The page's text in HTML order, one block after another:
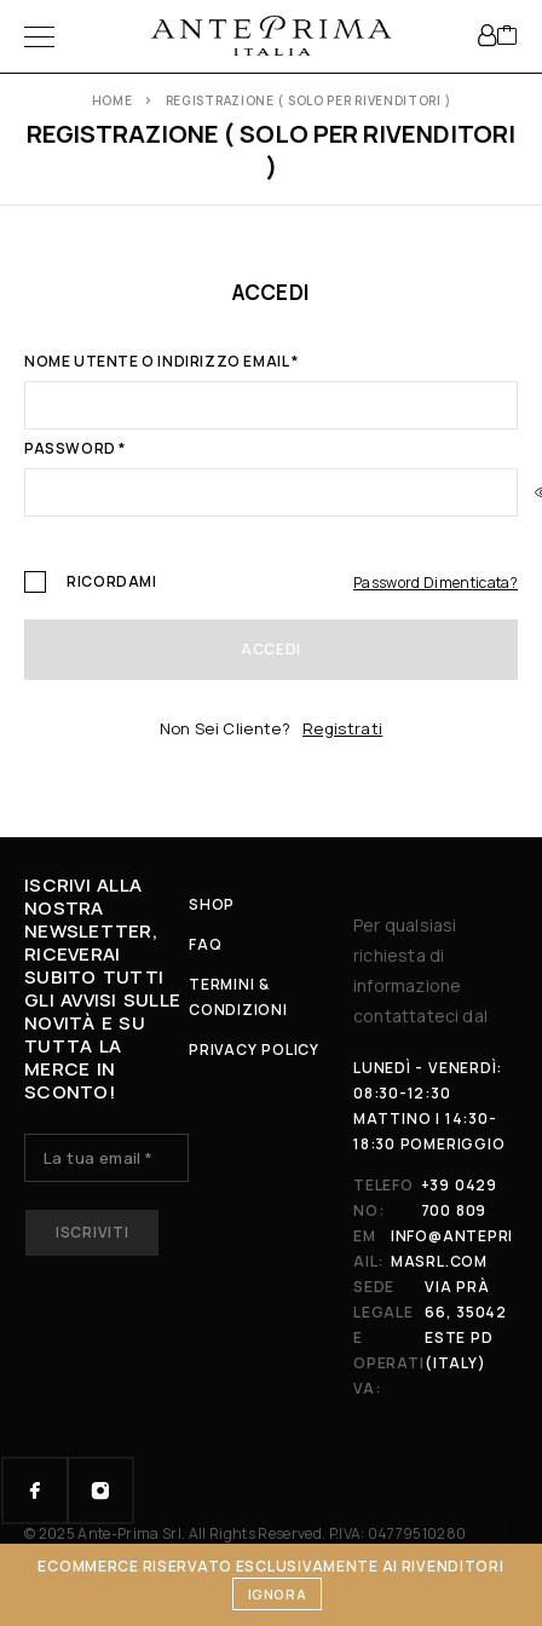
ECOMMERCE RISERVATO ESCLUSIVAMENTE AI RIVENDITORI
IGNORA
REGISTRAZIONE ( SOLO PER RIVENDITORI
)
HOME REGISTRAZIONE ( SOLO PER RIVENDITORI )
ACCEDI
NOME UTENTE O INDIRIZZO EMAIL*
PASSWORD*
RICORDAMI Password Dimenticata?
ACCEDI
Non Sei Cliente? Registrati
ISCRIVI ALLA
NOSTRA
NEWSLETTER,
RICEVERAI
SUBITO TUTTI
GLI AVVISI SULLE
NOVITÀ E SU
TUTTA LA
MERCE IN
SCONTO!
SHOP
FAQ
TERMINI &
CONDIZIONI
PRIVACY POLICY
Per qualsiasi
richiesta di
informazione
contattateci dal
LUNEDÌ - VENERDÌ:
08:30-12:30
MATTINO | 14:30-
18:30 POMERIGGIO
TELEFO
NO:
+39 0429
700 809
EM
AIL:
INFO@ANTEPRI
MASRL.COM
SEDE
LEGALE
E
OPERATI
VA:
VIA PRÀ
66, 35042
ESTE PD
(ITALY)
© 2025 Ante-Prima Srl. All Rights Reserved. P.IVA: 04779510280